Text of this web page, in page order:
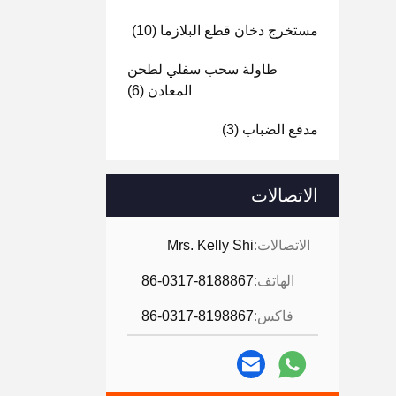
مستخرج دخان قطع البلازما (10)
طاولة سحب سفلي لطحن
المعادن (6)
مدفع الضباب (3)
الاتصالات
الاتصالات:Mrs. Kelly Shi
الهاتف:86-0317-8188867
فاكس:86-0317-8198867